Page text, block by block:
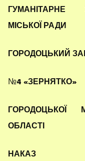
ГУМАНІТАРНЕ
МІСЬКОЇ РАДИ
ГОРОДОЦЬКИЙ
№4 «ЗЕРНЯТКО»
ГОРОДОЦЬКОЇ
ОБЛАСТІ
НАКАЗ